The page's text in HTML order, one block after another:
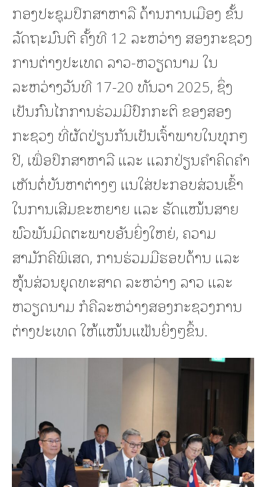
ກອງປະຊຸມປຶກສາຫາລື ດ້ານການເມືອງ ຂັ້ນ
ລັດຖະມົນຕີ ຄັ້ງທີ 12 ລະຫວ່າງ ສອງກະຊວງ
ການຕ່າງປະເທດ ລາວ-ຫວຽດນາມ ໃນ
ລະຫວ່າງວັນທີ 17-20 ທັນວາ 2025, ຊຶ່ງ
ເປັນກົນໄກການຮ່ວມມືປົກກະຕິ ຂອງສອງ
ກະຊວງ ທີ່ຜັດປ່ຽນກັນເປັນເຈົ້າພາບໃນທຸກໆ
ປີ, ເພື່ອປຶກສາຫາລື ແລະ ແລກປ່ຽນຄຳຄິດຄຳ
ເຫັນຕໍ່ບັນຫາຕ່າງໆ ແນໃສ່ປະກອບສ່ວນເຂົ້າ
ໃນການເສີມຂະຫຍາຍ ແລະ ຮັດແໜ້ນສາຍ
ພົວພັນມິດຕະພາບອັນຍິ່ງໃຫຍ່, ຄວາມ
ສາມັກຄີພິເສດ, ການຮ່ວມມືຮອບດ້ານ ແລະ
ຫຸ້ນສ່ວນຍຸດທະສາດ ລະຫວ່າງ ລາວ ແລະ
ຫວຽດນາມ ກໍຄືລະຫວ່າງສອງກະຊວງການ
ຕ່າງປະເທດ ໃຫ້ແໜ້ນແຟ້ນຍິ່ງໆຂຶ້ນ.